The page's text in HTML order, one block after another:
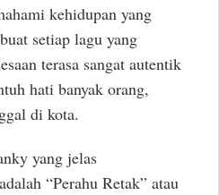
kehidupan yang
setiap lagu yang
terasa sangat autentik
hati banyak orang,
di kota.
yang jelas
“Perahu Retak” atau